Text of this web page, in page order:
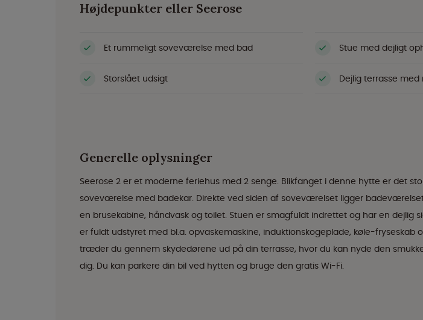
Højdepunkter eller Seerose
Et rummeligt soveværelse med bad Stue med dejligt
Storslået udsigt Dejlig terrasse med
Generelle oplysninger
Seerose 2 er et moderne feriehus med 2 senge. Blikfanget i denne hytte er det
soveværelse med badekar. Direkte ved siden af soveværelset ligger
en brusekabine, håndvask og toilet. Stuen er smagfuldt indrettet og har en dejlig
er fuldt udstyret med bl.a. opvaskemaskine, induktionskogeplade, køle-fryseskab
træder du gennem skydedørene ud på din terrasse, hvor du kan nyde den
dig. Du kan parkere din bil ved hytten og bruge den gratis Wi-Fi.